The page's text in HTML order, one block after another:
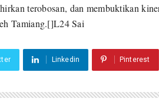
terobosan, dan membuktikan
Tamiang.[]L24 Sai
Linkedin Pinterest